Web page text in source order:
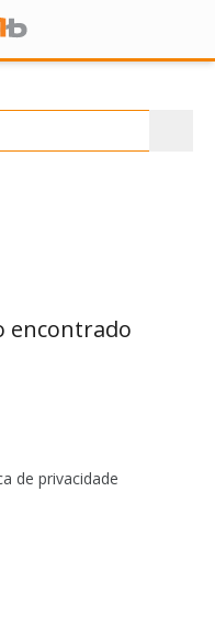
encontrado
de privacidade